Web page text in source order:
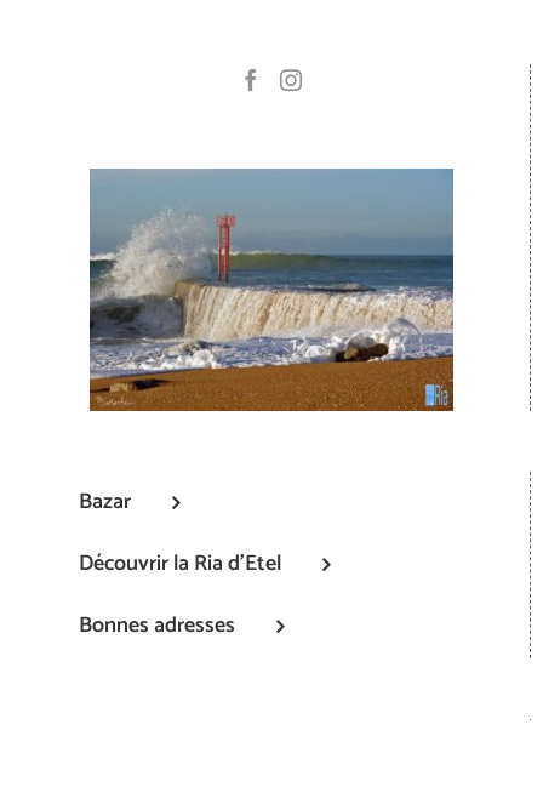
Bazar
Découvrir la Ria d’Etel
Bonnes adresses